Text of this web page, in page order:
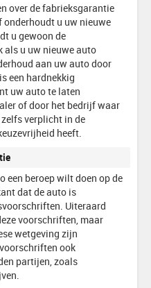
over de fabrieksgarantie
onderhoudt u uw nieuwe
u gewoon de
als u uw nieuwe auto
aan uw auto door
een hardnekkig
uw auto te laten
of door het bedrijf waar
verplicht in de
heeft.
een beroep wilt doen op de
dat de auto is
Uiteraard
voorschriften, maar
wetgeving zijn
ook
partijen, zoals